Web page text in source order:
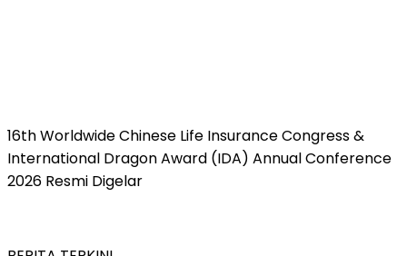
16th Worldwide Chinese Life Insurance Congress &
International Dragon Award (IDA) Annual Conference
2026 Resmi Digelar